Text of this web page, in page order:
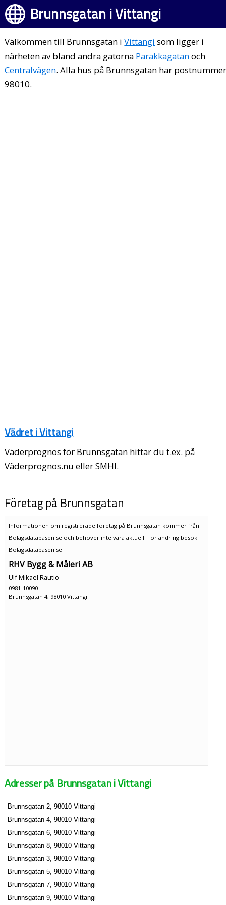
Brunnsgatan i Vittangi
Välkommen till Brunnsgatan iVittangi som ligger i
närheten av bland andra gatorna Parakkagatanoch
Centralvägen. Alla hus på Brunnsgatan har
98010.
Vädret i Vittangi
Väderprognos för Brunnsgatan hittar du t.ex. på
Väderprognos.nu eller SMHI.
Företag på Brunnsgatan
Informationen om registrerade företag på Brunnsgatan kommer från
Bolagsdatabasen.se och behöver inte vara aktuell. För ändring besök
Bolagsdatabasen.se
RHV Bygg & Måleri AB
Ulf Mikael Rautio
0981-10090
Brunnsgatan 4, 98010 Vittangi
Adresser på Brunnsgatan i Vittangi
Brunnsgatan 2, 98010 Vittangi
Brunnsgatan 4, 98010 Vittangi
Brunnsgatan 6, 98010 Vittangi
Brunnsgatan 8, 98010 Vittangi
Brunnsgatan 3, 98010 Vittangi
Brunnsgatan 5, 98010 Vittangi
Brunnsgatan 7, 98010 Vittangi
Brunnsgatan 9, 98010 Vittangi